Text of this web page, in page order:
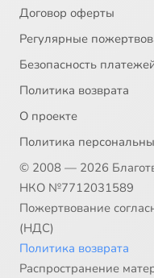
Договор оферты
Регулярные
Безопасность
Политика возврата
О проекте
Политика
© 2008 — 2026
НКО №7712031589
Пожертвование
(НДС)
Политика возврата
Распространение